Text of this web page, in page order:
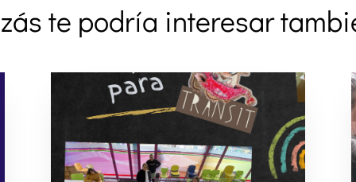
te podría interesar